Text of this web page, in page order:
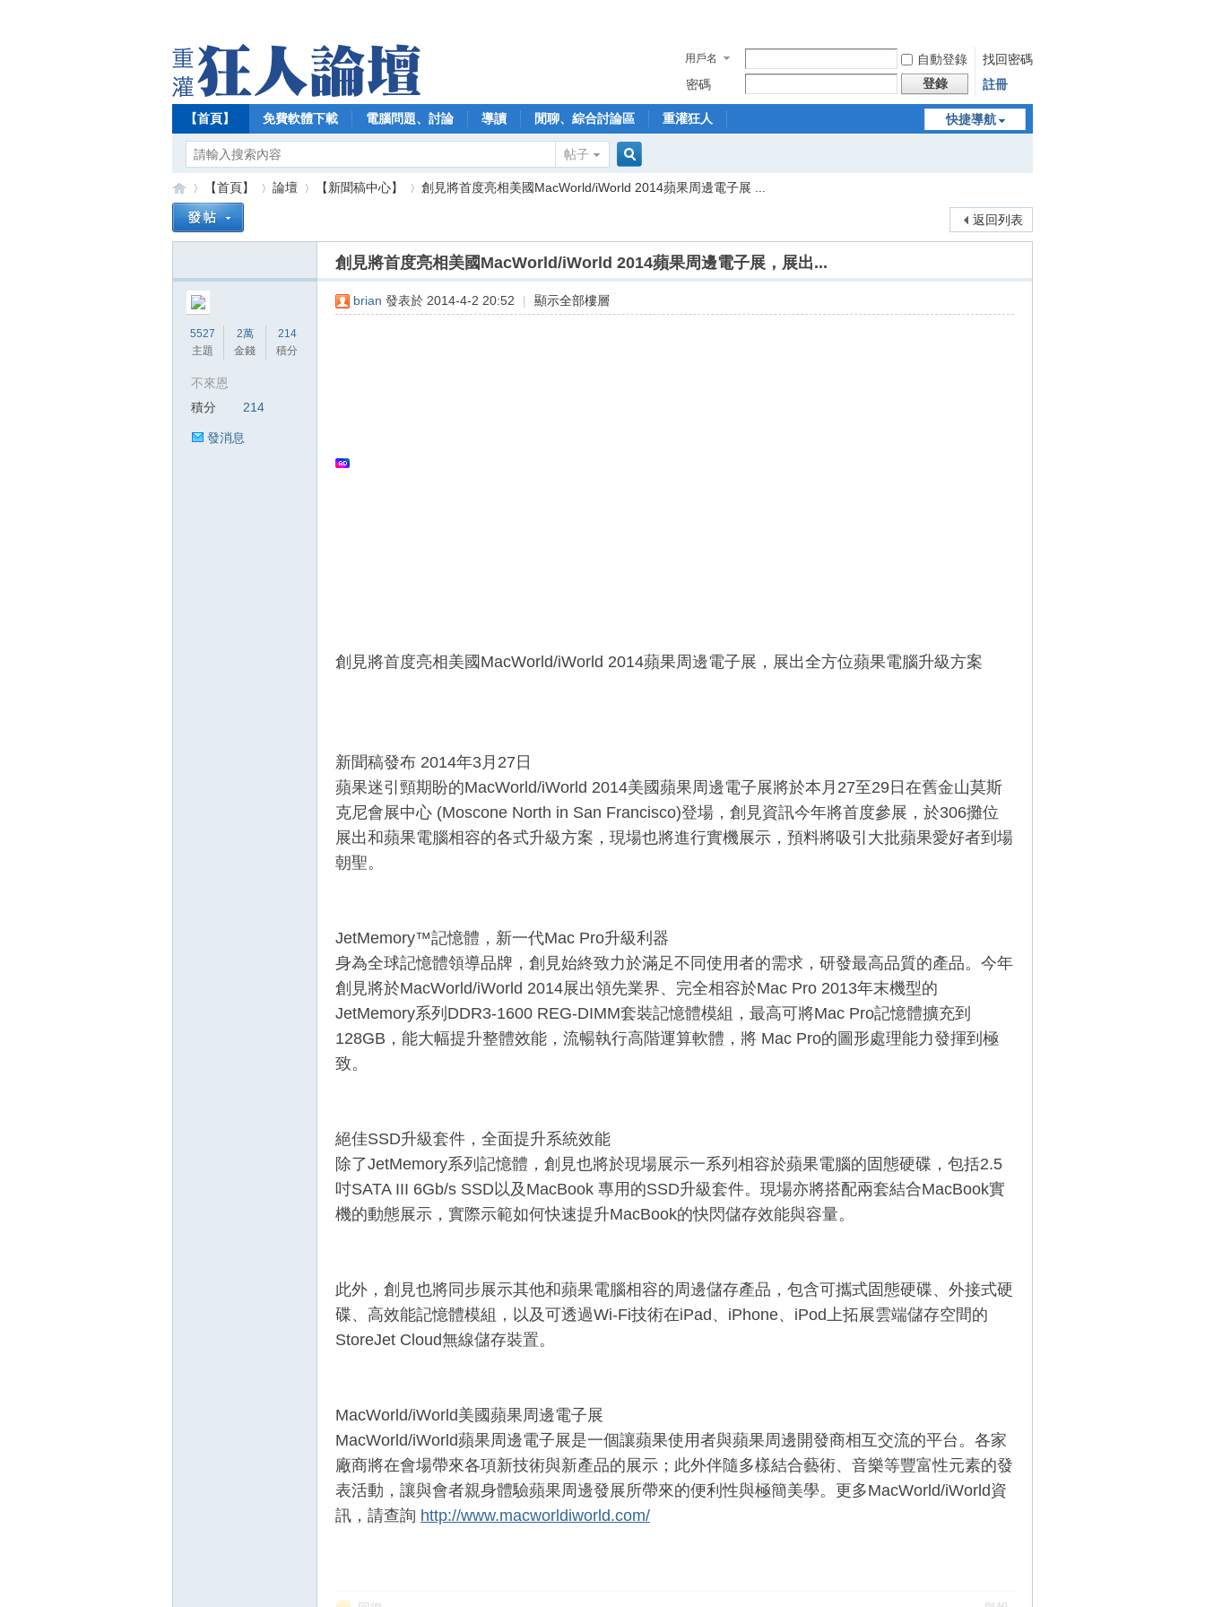
用戶名 自動登錄
找回密碼
密碼
登錄 註冊
快捷導航
【首頁】 免費軟體下載 電腦問題、討論 導讀 閒聊、綜合討論區 重灌狂人
帖子
搜
索
【首頁】 論壇 【新聞稿中心】
›
創見將首度亮相美國MacWorld/iWorld 2014蘋果周邊電子展 ...
返回列表
創見將首度亮相美國MacWorld/iWorld 2014蘋果周邊電子展，展出...
5527
主題
2萬
金錢
214
積分
不來恩
積分
214
發消息
brian 發表於 2014-4-2 20:52 | 顯示全部樓層
創見將首度亮相美國MacWorld/iWorld 2014蘋果周邊電子展，展出全方位蘋果電腦升級方案
新聞稿發布 2014年3月27日
蘋果迷引頸期盼的MacWorld/iWorld 2014美國蘋果周邊電子展將於本月27至29日在舊金山莫斯
克尼會展中心 (Moscone North in San Francisco)登場，創見資訊今年將首度參展，於306攤位
展出和蘋果電腦相容的各式升級方案，現場也將進行實機展示，預料將吸引大批蘋果愛好者到場
朝聖。
JetMemory™記憶體，新一代Mac Pro升級利器
身為全球記憶體領導品牌，創見始終致力於滿足不同使用者的需求，研發最高品質的產品。今年
創見將於MacWorld/iWorld 2014展出領先業界、完全相容於Mac Pro 2013年末機型的
JetMemory系列DDR3-1600 REG-DIMM套裝記憶體模組，最高可將Mac Pro記憶體擴充到
128GB，能大幅提升整體效能，流暢執行高階運算軟體，將 Mac Pro的圖形處理能力發揮到極
致。
絕佳SSD升級套件，全面提升系統效能
除了JetMemory系列記憶體，創見也將於現場展示一系列相容於蘋果電腦的固態硬碟，包括2.5
吋SATA III 6Gb/s SSD以及MacBook 專用的SSD升級套件。現場亦將搭配兩套結合MacBook實
機的動態展示，實際示範如何快速提升MacBook的快閃儲存效能與容量。
此外，創見也將同步展示其他和蘋果電腦相容的周邊儲存產品，包含可攜式固態硬碟、外接式硬
碟、高效能記憶體模組，以及可透過Wi-Fi技術在iPad 、iPhone、iPod上拓展雲端儲存空間的
StoreJet Cloud無線儲存裝置。
MacWorld/iWorld美國蘋果周邊電子展
MacWorld/iWorld蘋果周邊電子展是一個讓蘋果使用者與蘋果周邊開發商相互交流的平台。各家
廠商將在會場帶來各項新技術與新產品的展示；此外伴隨多樣結合藝術、音樂等豐富性元素的發
表活動，讓與會者親身體驗蘋果周邊發展所帶來的便利性與極簡美學。更多MacWorld/iWorld資
訊，請查詢 http://www.macworldiworld.com/